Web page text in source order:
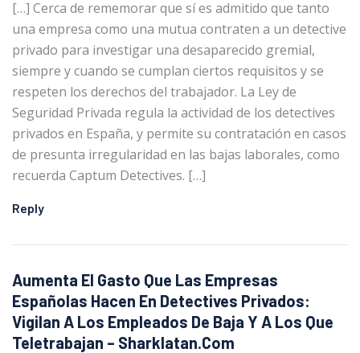
[…] Cerca de rememorar que sí es admitido que tanto
una empresa como una mutua contraten a un detective
privado para investigar una desaparecido gremial,
siempre y cuando se cumplan ciertos requisitos y se
respeten los derechos del trabajador. La Ley de
Seguridad Privada regula la actividad de los detectives
privados en España, y permite su contratación en casos
de presunta irregularidad en las bajas laborales, como
recuerda Captum Detectives. […]
Reply
Aumenta El Gasto Que Las Empresas
Españolas Hacen En Detectives Privados:
Vigilan A Los Empleados De Baja Y A Los Que
Teletrabajan – Sharklatan.com